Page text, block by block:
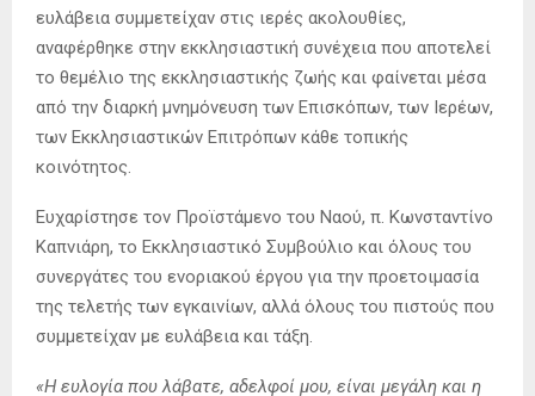
ευλάβεια συμμετείχαν στις ιερές ακολουθίες,
αναφέρθηκε στην εκκλησιαστική συνέχεια που αποτελεί
το θεμέλιο της εκκλησιαστικής ζωής και φαίνεται μέσα
από την διαρκή μνημόνευση των Επισκόπων, των Ιερέων,
των Εκκλησιαστικών Επιτρόπων κάθε τοπικής
κοινότητος.
Ευχαρίστησε τον Προϊστάμενο του Ναού, π. Κωνσταντίνο
Καπνιάρη, το Εκκλησιαστικό Συμβούλιο και όλους του
συνεργάτες του ενοριακού έργου για την προετοιμασία
της τελετής των εγκαινίων, αλλά όλους του πιστούς που
συμμετείχαν με ευλάβεια και τάξη.
«Η ευλογία που λάβατε, αδελφοί μου, είναι μεγάλη και η